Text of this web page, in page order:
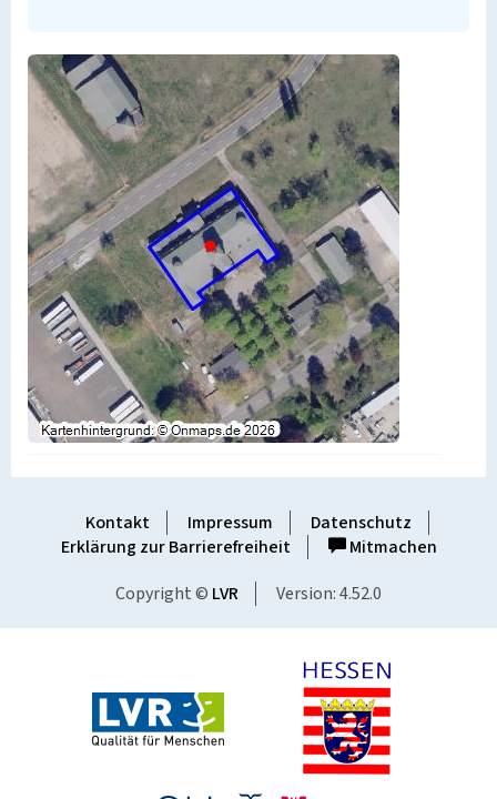
Kontakt Impressum
Datenschutz
Erklärung zur Barrierefreiheit
Mitmachen
Copyright © LVR Version: 4.52.0